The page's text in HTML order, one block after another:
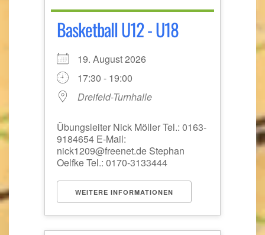
Basketball U12 - U18
19. August 2026
17:30 - 19:00
Dreifeld-Turnhalle
Übungsleiter Nick Möller Tel.: 0163-
9184654 E-Mail:
nick1209@freenet.de Stephan
Oelfke Tel.: 0170-3133444
WEITERE INFORMATIONEN